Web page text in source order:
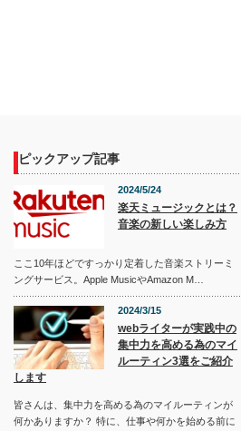
ピックアップ記事
2024/5/24
楽天ミュージックとは？
音楽の新しい楽しみ方
ここ10年ほどですっかり定着した音楽ストリーミ
ングサービス。Apple MusicやAmazon M…
2024/3/15
webライターが実践中の
集中力を高める為のマイ
ルーティン3選をご紹介
します
皆さんは、集中力を高める為のマイルーティンが
何かありますか？ 特に、仕事や何かを始める前に